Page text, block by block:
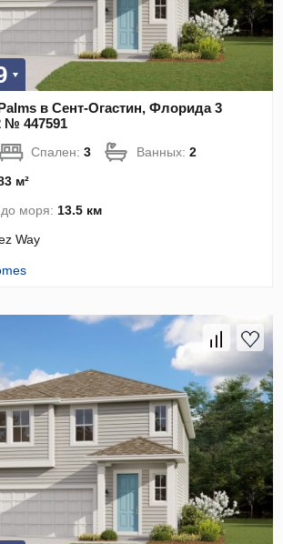
в Сент-Огастин, Флорида 3
№ 447591
Спален:3 Ванных:2
м²
до моря:13.5 км
Way